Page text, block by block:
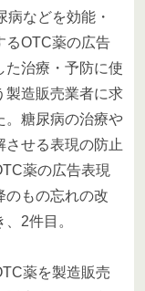
病などを効能・
るOTC薬の広告
た治療・予防に使
製造販売業者に求
。糖尿病の治療や
させる表現の防止
薬の広告表現
のもの忘れの改
2件目。
薬を製造販売